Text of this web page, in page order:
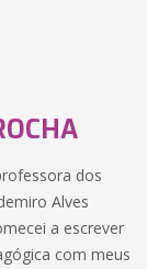
dos
Alves
a escrever
com meus